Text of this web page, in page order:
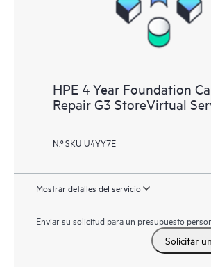
HPE 4 Year Foundation
Repair G3 StoreVirtual
N.º SKU U4YY7E
Mostrar detalles del servicio
Enviar su solicitud para un presupuesto
Solicitar